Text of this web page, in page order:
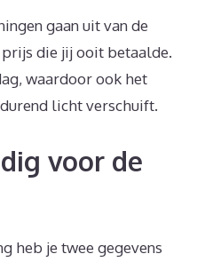
gaan uit van de
die jij ooit betaalde.
waardoor ook het
licht verschuift.
voor de
heb je twee gegevens